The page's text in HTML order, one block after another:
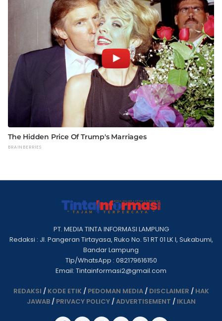
PT. MEDIA TINTA INFORMASI LAMPUNG
Redaksi : Jl. Pangeran Tirtayasa, Ruko No. 51 RT 01 LK I, Sukabumi,
Bandar Lampung
Tlp/WhatsApp : 082179616150
Email: Tintainformasi2@gmail.com
REDAKSI / KODE ETIK / PEDOMAN MEDIA/ DISCLAIMER / HAK
JAWAB/ PRIVACY POLICY/ADVERTISEMENT / IKLAN